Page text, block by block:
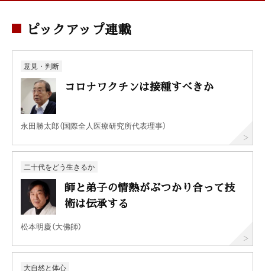
ピックアップ連載
意見・判断
コロナワクチンは接種すべきか
永田勝太郎（国際全人医療研究所代表理事）
二十代をどう生きるか
師と弟子の情熱がぶつかり合って技
術は伝承する
松本明慶（大佛師）
大自然と体心